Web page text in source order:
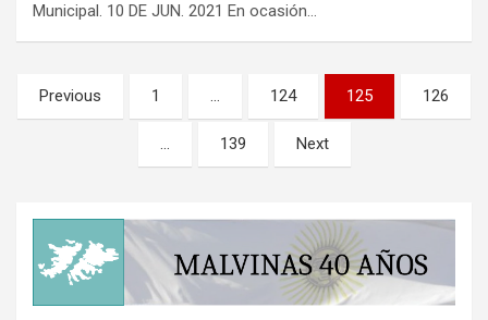
Municipal. 10 DE JUN. 2021 En ocasión…
Paginación
de
Previous 1 … 124 125 126
… 139 Next